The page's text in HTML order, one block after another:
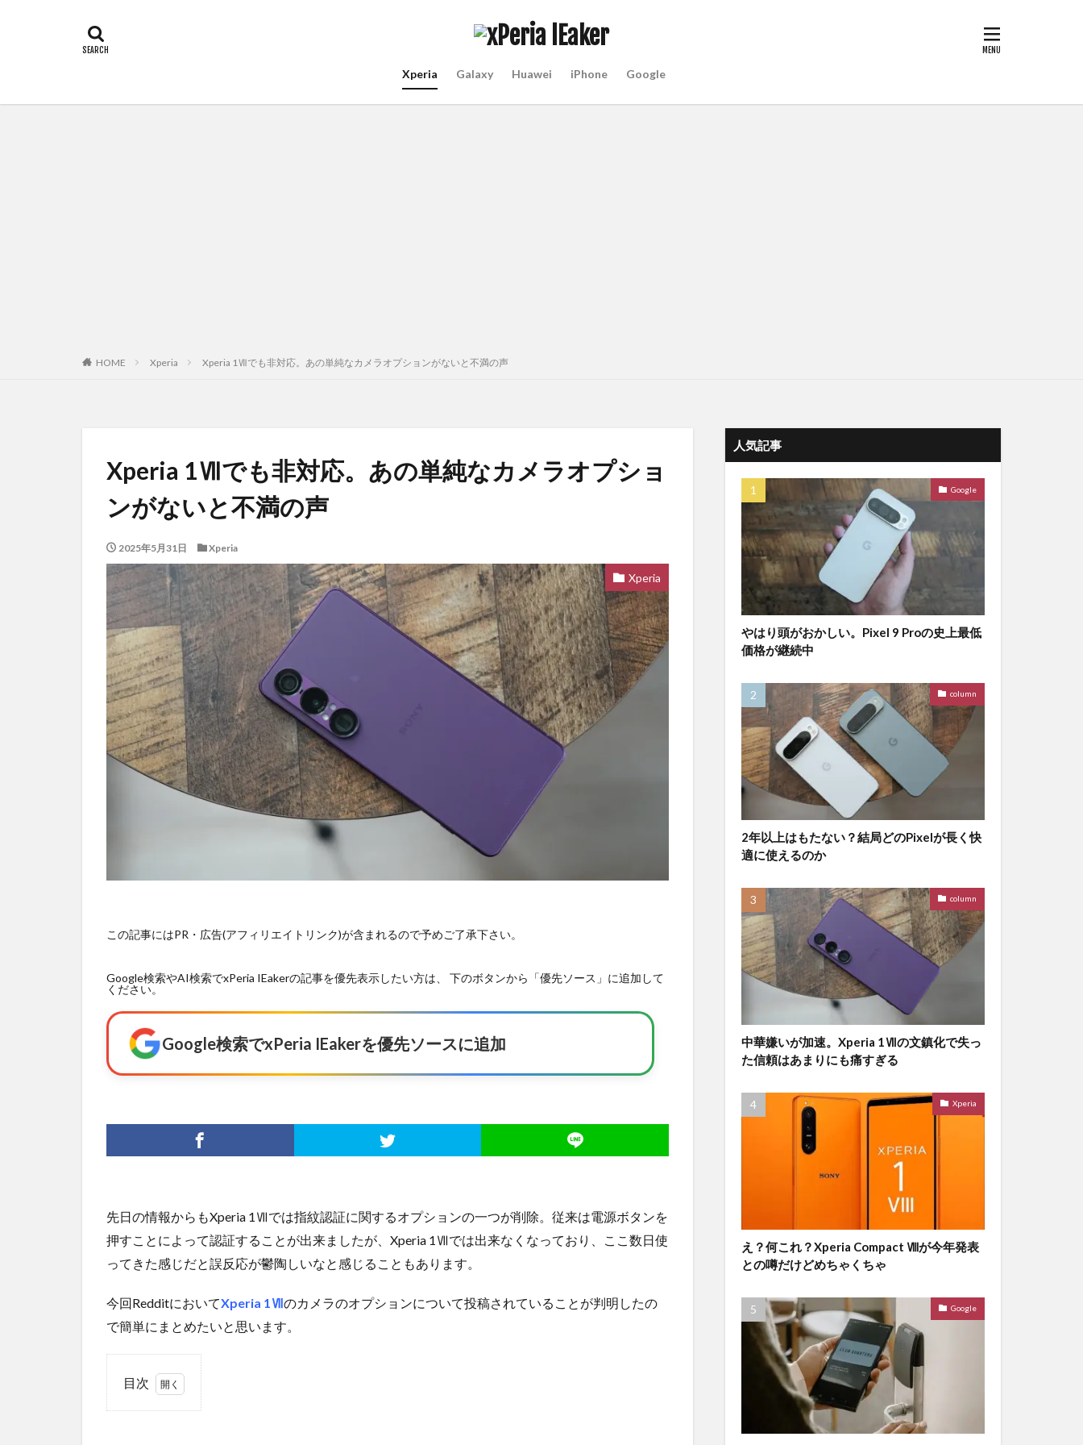
Xperia Galaxy Huawei iPhone Google
HOME Xperia Xperia 1Ⅶでも非対応。あの単純なカメラオプションがないと不満の声
Xperia 1Ⅶでも非対応。あの単純なカメラオプショ
ンがないと不満の声
2025年5月31日 Xperia
Xperia
この記事にはPR・広告(アフィリエイトリンク)が含まれるので予めご了承下さい。
Google検索やAI検索でxPeria IEakerの記事を優先表示したい方は、 下のボタンから「優先ソース」に追加して
ください。
Google検索でxPeria IEakerを優先ソースに追加
先日の情報からもXperia 1Ⅶでは指紋認証に関するオプションの一つが削除。従来は電源ボタンを
押すことによって認証することが出来ましたが、Xperia 1Ⅶでは出来なくなっており、ここ数日使
ってきた感じだと誤反応が鬱陶しいなと感じることもあります。
今回RedditにおいてXperia 1Ⅶのカメラのオプションについて投稿されていることが判明したの
で簡単にまとめたいと思います。
目次
人気記事
Google
やはり頭がおかしい。Pixel 9 Proの史上最低
価格が継続中
column
2年以上はもたない？結局どのPixelが長く快
適に使えるのか
column
中華嫌いが加速。Xperia 1Ⅶの文鎮化で失っ
た信頼はあまりにも痛すぎる
Xperia
え？何これ？Xperia Compact Ⅷが今年発表
との噂だけどめちゃくちゃ
Google